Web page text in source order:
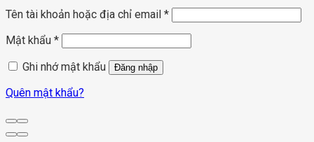
Tên tài khoản hoặc địa chỉ email *
Mật khẩu *
Ghi nhớ mật khẩu
Đăng nhập
Quên mật khẩu?